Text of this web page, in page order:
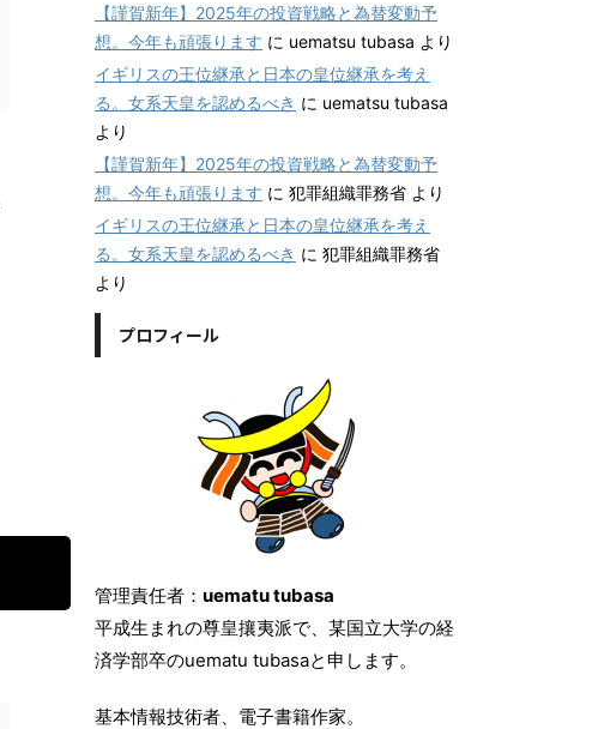
【謹賀新年】2025年の投資戦略と為替変動予
想。今年も頑張ります に uematsu tubasa より
イギリスの王位継承と日本の皇位継承を考え
る。女系天皇を認めるべき に uematsu tubasa
より
【謹賀新年】2025年の投資戦略と為替変動予
想。今年も頑張ります に 犯罪組織罪務省 より
イギリスの王位継承と日本の皇位継承を考え
る。女系天皇を認めるべき に 犯罪組織罪務省
より
プロフィール
管理責任者： uematu tubasa
平成生まれの尊皇攘夷派で、某国立大学の経
済学部卒のuematu tubasaと申します。
基本情報技術者、電子書籍作家。